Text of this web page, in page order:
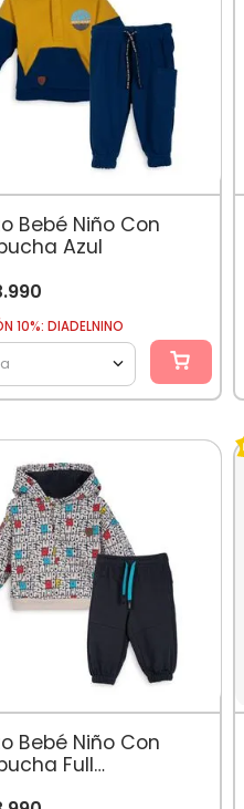
Bebé Niño Con
Azul
.990
10%: DIADELNINO
Bebé Niño Con
Full